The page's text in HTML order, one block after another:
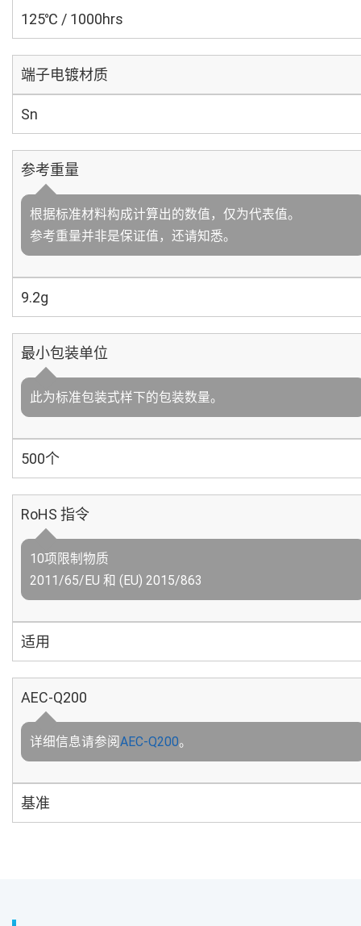
125℃ / 1000hrs
端子电镀材质
Sn
参考重量
根据标准材料构成计算出的数值，仅为代表值。
参考重量并非是保证值，还请知悉。
9.2g
最小包装单位
此为标准包装式样下的包装数量。
500个
RoHS 指令
10项限制物质
2011/65/EU 和 (EU) 2015/863
适用
AEC-Q200
详细信息请参阅AEC-Q200。
基准